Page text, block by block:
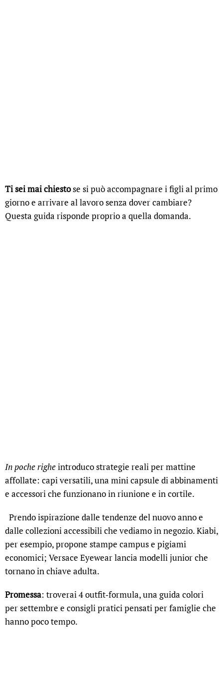
Ti sei mai chiestose si può accompagnare i figli al primo
giorno e arrivare al lavoro senza dover cambiare?
Questa guida risponde proprio a quella domanda.
In poche righeintroduco strategie reali per mattine
affollate: capi versatili, una mini capsule di abbinamenti
e accessori che funzionano in riunione e in cortile.
Prendo ispirazione dalle tendenze del nuovo anno e
dalle collezioni accessibili che vediamo in negozio. Kiabi,
per esempio, propone stampe campus e pigiami
economici; Versace Eyewear lancia modelli junior che
tornano in chiave adulta.
Promessa: troverai 4 outfit‑formula, una guida colori
per settembre e consigli pratici pensati per famiglie che
hanno poco tempo.